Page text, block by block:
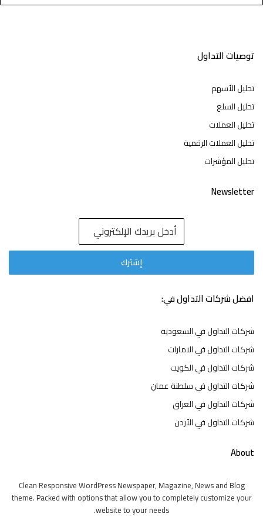
توصيات التداول
تحليل الأسهم
تحليل السلع
تحليل العملات
تحليل العملات الرقمية
تحليل المؤشرات
Newsletter
افضل شركات التداول في:
شركات التداول في السعودية
شركات التداول في الامارات
شركات التداول في الكويت
شركات التداول في سلطنة عمان
شركات التداول في العراق
شركات التداول في الأردن
About
Clean Responsive WordPress Newspaper, Magazine, News and Blog
theme. Packed with options that allow you to completely customize your
website to your needs.